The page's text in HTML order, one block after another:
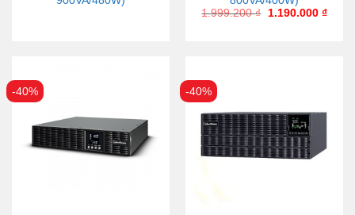
1.999.200₫ 1.190.000 ₫
-40% -40%